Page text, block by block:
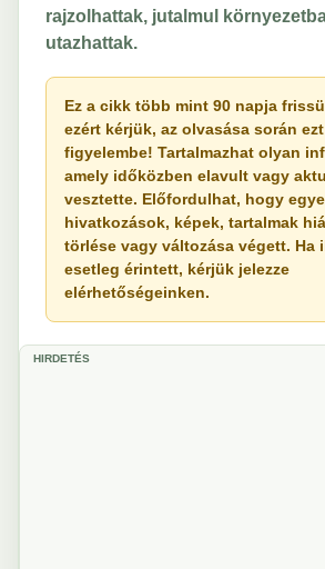
rajzolhattak, jutalmul
utazhattak.
Ez a cikk több mint 90 napja
ezért kérjük, az olvasása során
figyelembe! Tartalmazhat olyan
amely időközben elavult vagy
vesztette. Előfordulhat, hogy
hivatkozások, képek, tartalmak
törlése vagy változása végett. Ha
esetleg érintett, kérjük jelezze
elérhetőségeinken.
HIRDETÉS